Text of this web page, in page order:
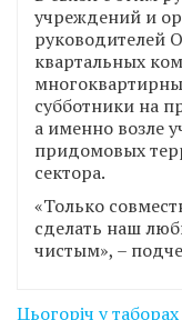
учреждений и
руководителей
квартальных
субботники на
а именно возле
придомовых
сектора.
«Только
сделать наш
чистым», –
Навігація
Цьогоріч у таборах